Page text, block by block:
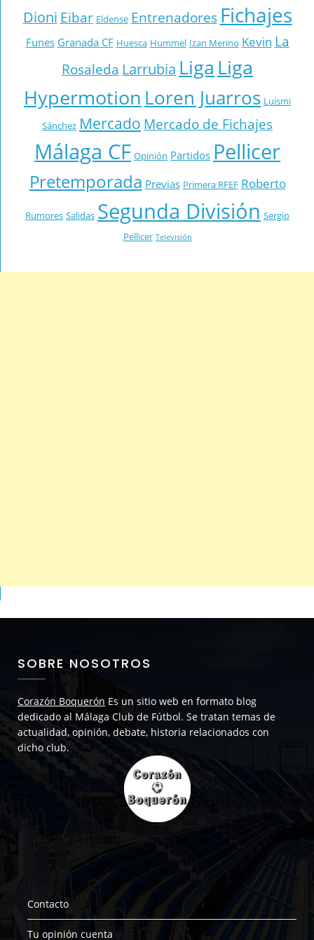
Dioni Eibar Eldense Entrenadores Fichajes
Funes Granada CF Huesca Hummel Izan Merino Kevin La
Rosaleda Larrubia Liga Liga
Hypermotion Loren Juarros Luismi
Sánchez Mercado Mercado de Fichajes
Málaga CF Opinión Partidos Pellicer
Pretemporada Previas Primera RFEF Roberto
Rumores Salidas Segunda División Sergio
Pellicer Televisión
SOBRE NOSOTROS
Corazón Boquerón Es un sitio web en formato blog
dedicado al Málaga Club de Fútbol. Se tratan temas de
actualidad, opinión, debate, historia relacionados con
dicho club.
Contacto
Tu opinión cuenta